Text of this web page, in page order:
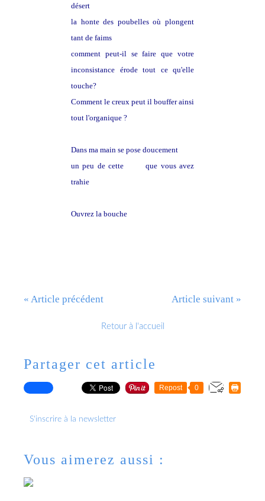
désert
la honte des poubelles où plongent
tant de faims
comment peut-il se faire que votre
inconsistance érode tout ce qu'elle
touche?
Comment le creux peut il bouffer ainsi
tout l'organique ?
Dans ma main se pose doucement
un peu de cette
que vous avez
trahie
Ouvrez la bouche
« Article précédent Article suivant »
Retour à l'accueil
Partager cet article
Repost 0
S'inscrire à la newsletter
Vous aimerez aussi :